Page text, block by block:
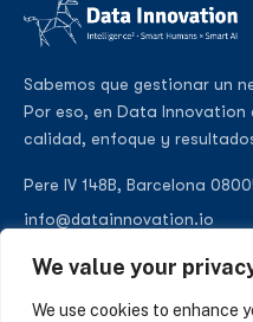
We value your
We use cookies to enhance
Sabemos que gestionar un
Por eso, en Data
calidad, enfoque y
Pere IV 148B, Barcelona
info@datainnovation.io